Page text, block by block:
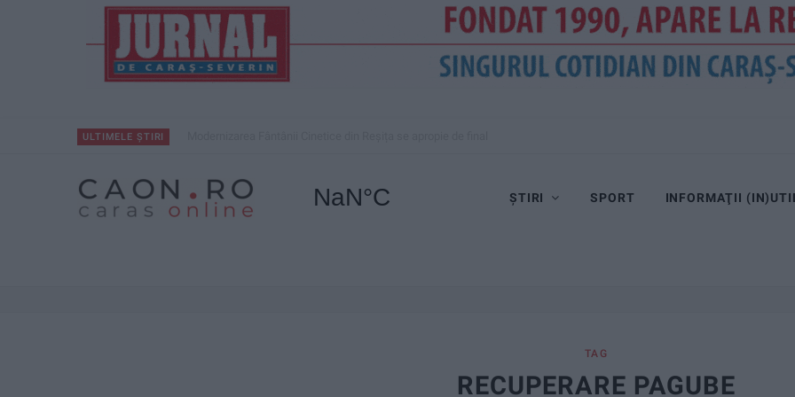
ULTIMELE ȘTIRI
ȘTIRI SPORT INFORMAŢII
TAG
RECUPERARE PAGUBE